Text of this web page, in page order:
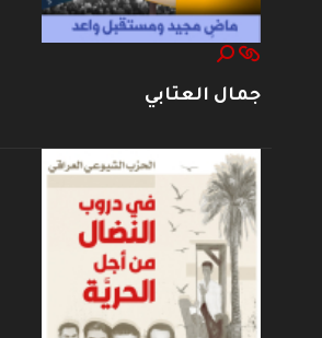
جمال العتابي